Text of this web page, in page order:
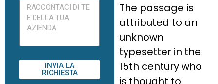
INVIA LA
RICHIESTA
The passage is
attributed to an
unknown
typesetter in the
15th century who
is thought to